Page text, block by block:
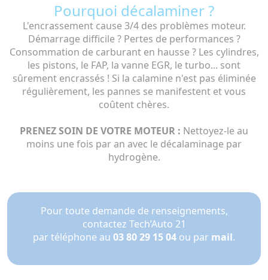
Pourquoi décalaminer ?
L'encrassement cause 3/4 des problèmes moteur.
Démarrage difficile ? Pertes de performances ?
Consommation de carburant en hausse ? Les cylindres,
les pistons, le FAP, la vanne EGR, le turbo... sont
sûrement encrassés ! Si la calamine n'est pas éliminée
régulièrement, les pannes se manifestent et vous
coûtent chères.
PRENEZ SOIN DE VOTRE MOTEUR : Nettoyez-le au
moins une fois par an avec le décalaminage par
hydrogène.
Pour toute demande de renseignements,
contactez Tech’Auto 21
par téléphone au 03 80 29 15 04 ou par mail.